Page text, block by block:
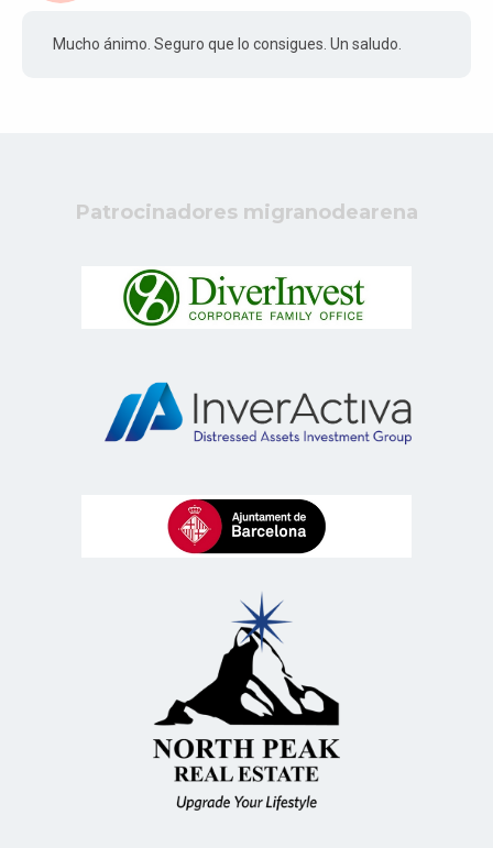
Mucho ánimo. Seguro que lo consigues. Un saludo.
Patrocinadores migranodearena